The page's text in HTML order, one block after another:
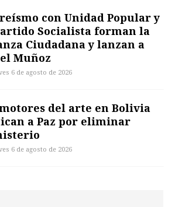
con Unidad Popular y
Socialista forman la
Ciudadana y lanzan a
Muñoz
6 de agosto de 2026
del arte en Bolivia
a Paz por eliminar
6 de agosto de 2026